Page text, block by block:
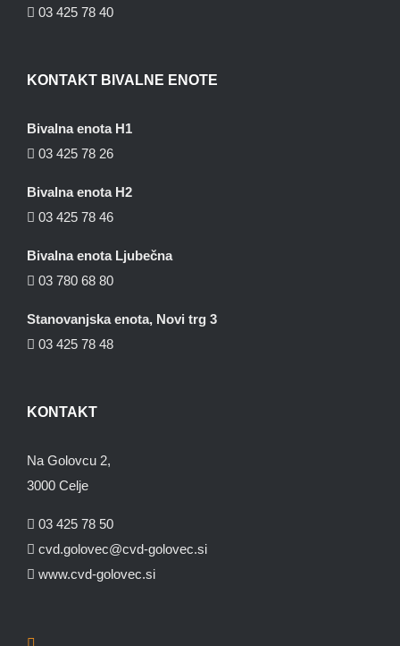
03 425 78 40
KONTAKT BIVALNE ENOTE
Bivalna enota H1
03 425 78 26
Bivalna enota H2
03 425 78 46
Bivalna enota Ljubečna
03 780 68 80
Stanovanjska enota, Novi trg 3
03 425 78 48
KONTAKT
Na Golovcu 2,
3000 Celje
03 425 78 50
cvd.golovec@cvd-golovec.si
www.cvd-golovec.si